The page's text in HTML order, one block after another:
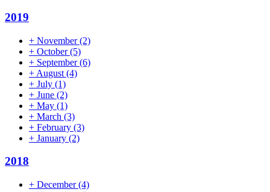
2019
+ November(2)
+ October(5)
+ September(6)
+ August (4)
+ July (1)
+ June (2)
+ May (1)
+ March (3)
+ February (3)
+ January (2)
2018
+ December(4)